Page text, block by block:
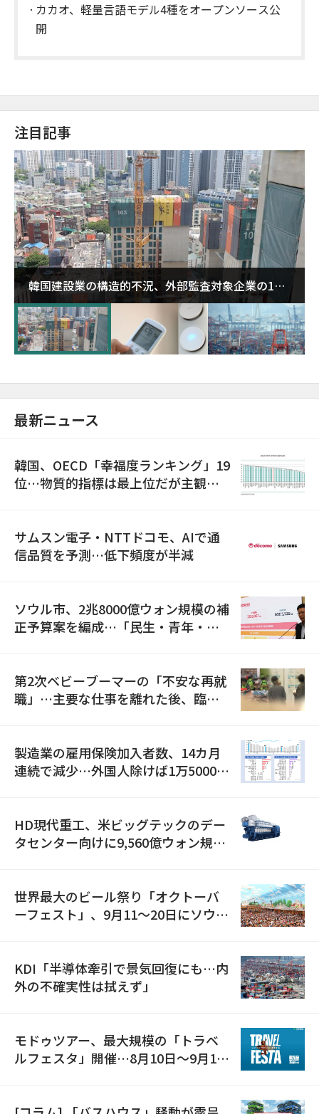
カカオ、軽量言語モデル4種をオープンソース公
開
注目記事
韓国建設業の構造的不況、外部監査対象企業の1割
超が「ゾンビ企業」に…5年で2.8倍増
最新ニュース
韓国、OECD「幸福度ランキング」19
位…物質的指標は最上位だが主観的
サムスン電子・NTTドコモ、AIで通
信品質を予測…低下頻度が半減
ソウル市、2兆8000億ウォン規模の補
正予算案を編成…「民生・青年・安
第2次ベビーブーマーの「不安な再就
職」…主要な仕事を離れた後、臨時
製造業の雇用保険加入者数、14カ月
連続で減少…外国人除けば1万5000人
HD現代重工、米ビッグテックのデー
タセンター向けに9,560億ウォン規模
世界最大のビール祭り「オクトーバ
ーフェスト」、9月11〜20日にソウル
KDI「半導体牽引で景気回復にも…内
外の不確実性は拭えず」
モドゥツアー、最大規模の「トラベ
ルフェスタ」開催…8月10日～9月11